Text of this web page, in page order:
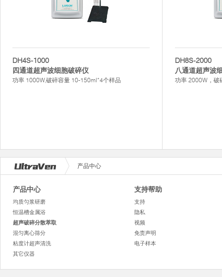
DH4S-1000
四通道超声波细胞破碎仪
功率 1000W,破碎容量 10-150ml*4个样品
DH8S-2000
八通道超声波
功率 2000W，破
产品中心
产品中心
均质匀浆研磨
恒温槽金属浴
超声破碎分散萃取
混匀离心筛分
粘度计超声清洗
其它仪器
支持帮助
支持
隐私
视频
免责声明
电子样本